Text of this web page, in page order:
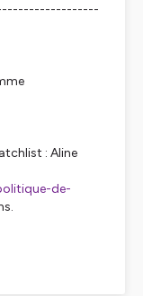
: Aline
de-